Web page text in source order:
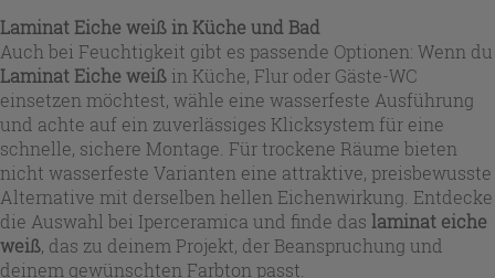
Laminat Eiche weiß in Küche und Bad
Auch bei Feuchtigkeit gibt es passende Optionen: Wenn du
Laminat Eiche weiß in Küche, Flur oder Gäste-WC
einsetzen möchtest, wähle eine wasserfeste Ausführung
und achte auf ein zuverlässiges Klicksystem für eine
schnelle, sichere Montage. Für trockene Räume bieten
nicht wasserfeste Varianten eine attraktive, preisbewusste
Alternative mit derselben hellen Eichenwirkung. Entdecke
die Auswahl bei Iperceramica und finde das laminat eiche
weiß, das zu deinem Projekt, der Beanspruchung und
deinem gewünschten Farbton passt.